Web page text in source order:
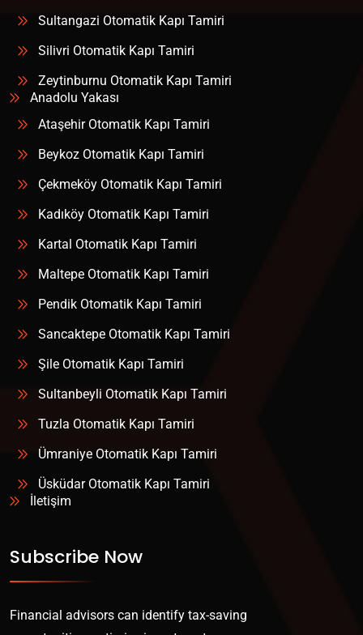
Sultangazi Otomatik Kapı Tamiri
Silivri Otomatik Kapı Tamiri
Zeytinburnu Otomatik Kapı Tamiri
Anadolu Yakası
Ataşehir Otomatik Kapı Tamiri
Beykoz Otomatik Kapı Tamiri
Çekmeköy Otomatik Kapı Tamiri
Kadıköy Otomatik Kapı Tamiri
Kartal Otomatik Kapı Tamiri
Maltepe Otomatik Kapı Tamiri
Pendik Otomatik Kapı Tamiri
Sancaktepe Otomatik Kapı Tamiri
Şile Otomatik Kapı Tamiri
Sultanbeyli Otomatik Kapı Tamiri
Tuzla Otomatik Kapı Tamiri
Ümraniye Otomatik Kapı Tamiri
Üsküdar Otomatik Kapı Tamiri
İletişim
Subscribe Now
Financial advisors can identify tax-saving